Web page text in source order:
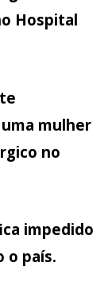
Hospital
mulher
no
impedido
o país.